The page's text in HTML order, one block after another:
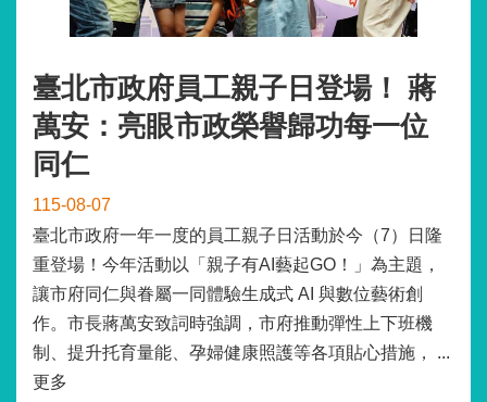
臺北市政府員工親子日登場！ 蔣
萬安：亮眼市政榮譽歸功每一位
同仁
115-08-07
臺北市政府一年一度的員工親子日活動於今（7）日隆
重登場！今年活動以「親子有AI藝起GO！」為主題，
讓市府同仁與眷屬一同體驗生成式 AI 與數位藝術創
作。市長蔣萬安致詞時強調，市府推動彈性上下班機
制、提升托育量能、孕婦健康照護等各項貼心措施， ...
更多